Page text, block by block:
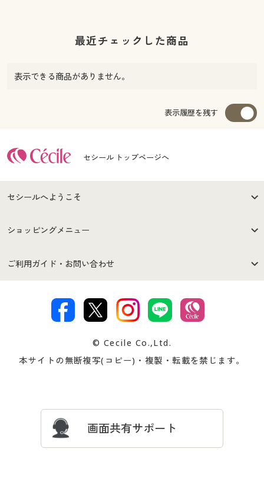
最近チェックした商品
表示できる商品がありません。
表示履歴を残す
セシール トップページへ
セシールへようこそ
はじめての方へ
セシールご利用規約
著作権・商標について 会社案内
ショッピングメニュー
商品カテゴリ
プレゼント＆キャンペーン サイトマップ
ご利用ガイド・お問い合わせ
交換・返品は お支払は
ついて
忘れの場合
© Cecile Co.,Ltd.
本サイトの無断複写(コピー)・複製・転載を禁じます。
画面共有サポート